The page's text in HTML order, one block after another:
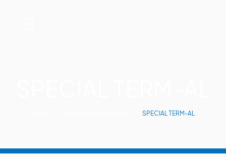
SPECIAL TERM-AL